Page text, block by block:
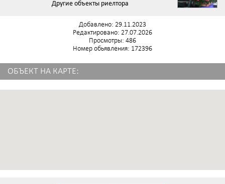
Другие объекты риелтора
Добавлено: 29.11.2023
Редактировано: 27.07.2026
Просмотры: 486
Номер обьявления: 172396
ОБЪЕКТ НА КАРТЕ: